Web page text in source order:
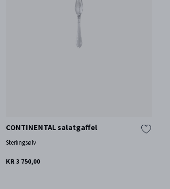
CONTINENTAL salatgaffel
Sterlingsølv
KR 3 750,00